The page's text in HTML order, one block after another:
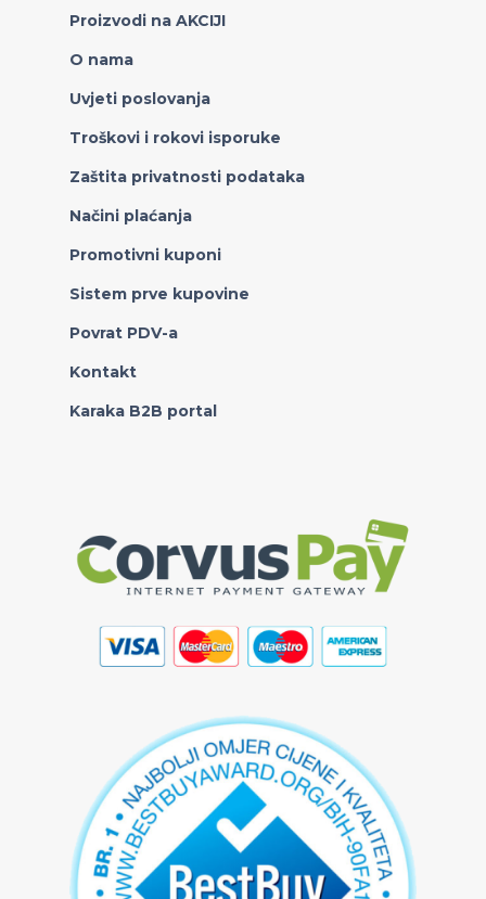
Proizvodi na AKCIJI
O nama
Uvjeti poslovanja
Troškovi i rokovi isporuke
Zaštita privatnosti podataka
Načini plaćanja
Promotivni kuponi
Sistem prve kupovine
Povrat PDV-a
Kontakt
Karaka B2B portal